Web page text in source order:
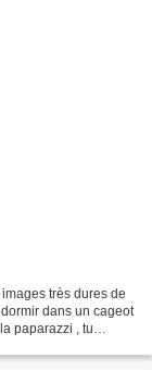
très dures de
dans un cageot
paparazzi , tu